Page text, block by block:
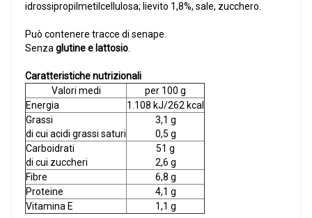
idrossipropilmetilcellulosa; lievito 1,8%, sale, zucchero.
Può contenere tracce di senape.
Senzaglutine e lattosio.
Caratteristiche nutrizionali
Valori medi
per 100 g
Energia
1.108 kJ/262 kcal
Grassi
di cui acidi grassi saturi
3,1 g
0,5 g
Carboidrati
di cui zuccheri
51 g
2,6 g
Fibre
6,8 g
Proteine
4,1 g
Vitamina E
1,1 g